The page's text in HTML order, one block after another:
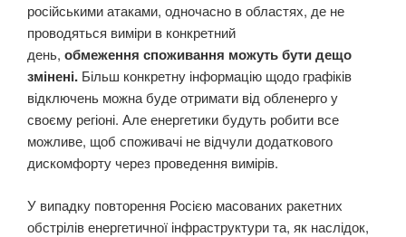
російськими атаками, одночасно в областях, де не
проводяться виміри в конкретний
день, обмеження споживання можуть бути дещо
змінені. Більш конкретну інформацію щодо графіків
відключень можна буде отримати від обленерго у
своєму регіоні. Але енергетики будуть робити все
можливе, щоб споживачі не відчули додаткового
дискомфорту через проведення вимірів.
У випадку повторення Росією масованих ракетних
обстрілів енергетичної інфраструктури та, як наслідок,